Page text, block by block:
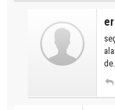
de..